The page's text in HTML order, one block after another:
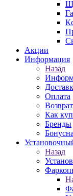
Акции
Информация
Назад
Оплата
Как
Бренды
Назад